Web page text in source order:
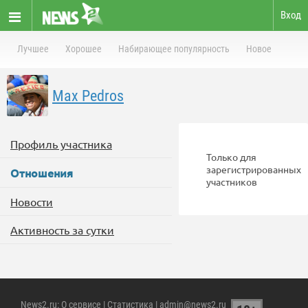
Вход
Лучшее Хорошее Набирающее популярность Новое
Max Pedros
Профиль участника
Отношения
Новости
Активность за сутки
Только для
зарегистрированных
участников
News2.ru: О сервисе | Статистика | admin@news2.ru